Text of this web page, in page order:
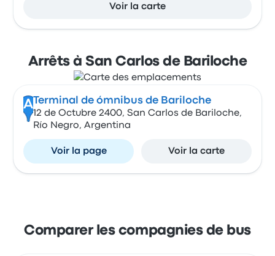
Voir la carte
Arrêts à San Carlos de Bariloche
A Terminal de ómnibus de Bariloche
12 de Octubre 2400, San Carlos de Bariloche,
Río Negro, Argentina
Voir la page Voir la carte
Comparer les compagnies de bus